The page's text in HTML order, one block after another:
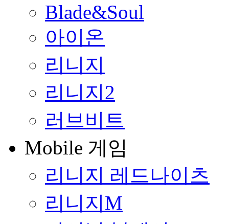
Blade&Soul
아이온
리니지
리니지2
러브비트
Mobile 게임
리니지 레드나이츠
리니지M